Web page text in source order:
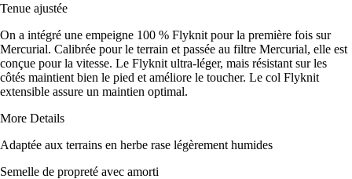
Tenue ajustée
On a intégré une empeigne 100 % Flyknit pour la première fois sur
Mercurial. Calibrée pour le terrain et passée au filtre Mercurial, elle est
conçue pour la vitesse. Le Flyknit ultra-léger, mais résistant sur les
côtés maintient bien le pied et améliore le toucher. Le col Flyknit
extensible assure un maintien optimal.
More Details
Adaptée aux terrains en herbe rase légèrement humides
Semelle de propreté avec amorti